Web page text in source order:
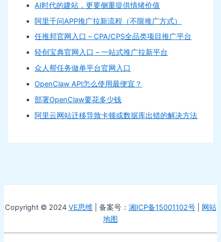
AI时代的建站，更要侧重提供情绪价值
阿里千问APP推广拉新流程（不限推广方式）
任推邦官网入口 – CPA/CPS全品类项目推广平台
轻创宝典官网入口 – 一站式推广拉新平台
众人帮任务做单平台官网入口
OpenClaw API怎么使用最便宜？
部署OpenClaw要花多少钱
阿里云网站迁移导致卡顿或数据库出错的解决方法
Copyright © 2024 VE思维 | 备案号： 湘ICP备15001102号| 网站
地图